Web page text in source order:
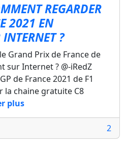
REGARDER
2021 EN
?
Grand Prix de France de
sur Internet ? @-iRedZ
de France 2021 de F1
la chaine gratuite C8
plus
2